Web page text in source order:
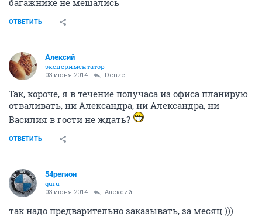
ОТВЕТИТЬ
Алексий
экспериментатор
03 июня 2014 DenzeL
Так, короче, я в течение получаса из офиса планирую
отваливать, ни Александра, ни Александра, ни
Василия в гости не ждать?
ОТВЕТИТЬ
54регион
guru
03 июня 2014 Алексий
так надо предварительно заказывать, за месяц )))